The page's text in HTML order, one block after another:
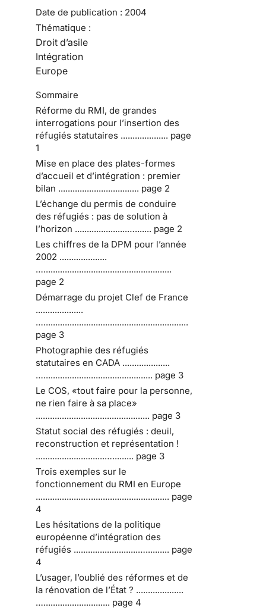
Date de publication : 2004
Thématique :
Droit d’asile
Intégration
Europe
Sommaire
Réforme du RMI, de grandes
interrogations pour l’insertion des
réfugiés statutaires .................... page
1
Mise en place des plates-formes
d’accueil et d’intégration : premier
bilan .................................. page 2
L’échange du permis de conduire
des réfugiés : pas de solution à
l’horizon ......................…....... page 2
Les chiffres de la DPM pour l’année
2002 ....................
…......................................................
page 2
Démarrage du projet Clef de France
....................
….............................................................
page 3
Photographie des réfugiés
statutaires en CADA ....................
….............................................. page 3
Le COS, «tout faire pour la personne,
ne rien faire à sa place»
................................................ page 3
Statut social des réfugiés : deuil,
reconstruction et représentation !
.............................…......... page 3
Trois exemples sur le
fonctionnement du RMI en Europe
....................…................................. page
4
Les hésitations de la politique
européenne d’intégration des
réfugiés ...........................….......... page
4
L’usager, l’oublié des réformes et de
la rénovation de l’État ? ....................
…............................ page 4